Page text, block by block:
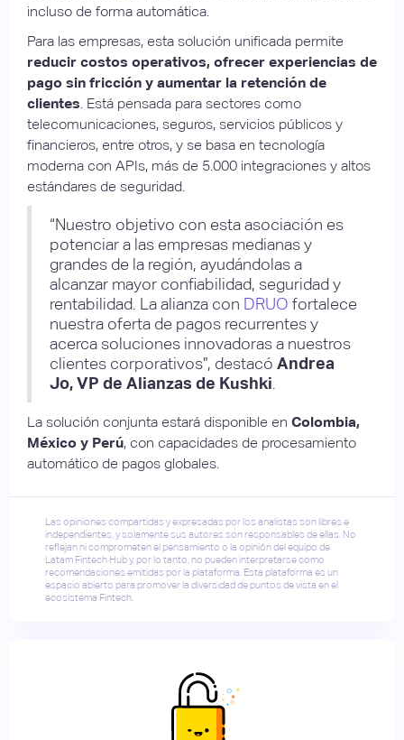
incluso de forma automática.
Para las empresas, esta solución unificada permite
reducir costos operativos, ofrecer experiencias de
pago sin fricción y aumentar la retención de
clientes . Está pensada para sectores como
telecomunicaciones, seguros, servicios públicos y
financieros, entre otros, y se basa en tecnología
moderna con APIs, más de 5.000 integraciones y altos
estándares de seguridad.
“Nuestro objetivo con esta asociación es
potenciar a las empresas medianas y
grandes de la región, ayudándolas a
alcanzar mayor confiabilidad, seguridad y
rentabilidad. La alianza con DRUO fortalece
nuestra oferta de pagos recurrentes y
acerca soluciones innovadoras a nuestros
clientes corporativos”, destacó Andrea
Jo, VP de Alianzas de Kushki
La solución conjunta estará disponible en Colombia,
México y Perú, con capacidades de procesamiento
automático de pagos globales.
Las opiniones compartidas y expresadas por los analistas son libres e
independientes, y solamente sus autores son responsables de ellas. No
reflejan ni comprometen el pensamiento o la opinión del equipo de
Latam Fintech Hub y, por lo tanto, no pueden interpretarse como
recomendaciones emitidas por la plataforma. Esta plataforma es un
espacio abierto para promover la diversidad de puntos de vista en el
ecosistema Fintech.